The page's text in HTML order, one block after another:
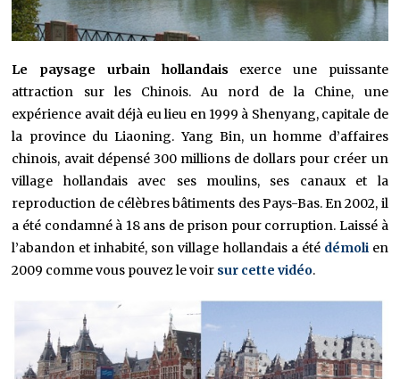
Le paysage urbain hollandais exerce une puissante
attraction sur les Chinois. Au nord de la Chine, une
expérience avait déjà eu lieu en 1999 à Shenyang, capitale de
la province du Liaoning. Yang Bin, un homme d’affaires
chinois, avait dépensé 300 millions de dollars pour créer un
village hollandais avec ses moulins, ses canaux et la
reproduction de célèbres bâtiments des Pays-Bas. En 2002, il
a été condamné à 18 ans de prison pour corruption. Laissé à
l’abandon et inhabité, son village hollandais a été démolien
2009 comme vous pouvez le voir sur cette vidéo.